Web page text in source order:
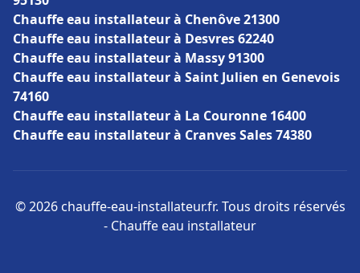
Chauffe eau installateur à Chenôve 21300
Chauffe eau installateur à Desvres 62240
Chauffe eau installateur à Massy 91300
Chauffe eau installateur à Saint Julien en Genevois
74160
Chauffe eau installateur à La Couronne 16400
Chauffe eau installateur à Cranves Sales 74380
© 2026 chauffe-eau-installateur.fr. Tous droits réservés
- Chauffe eau installateur